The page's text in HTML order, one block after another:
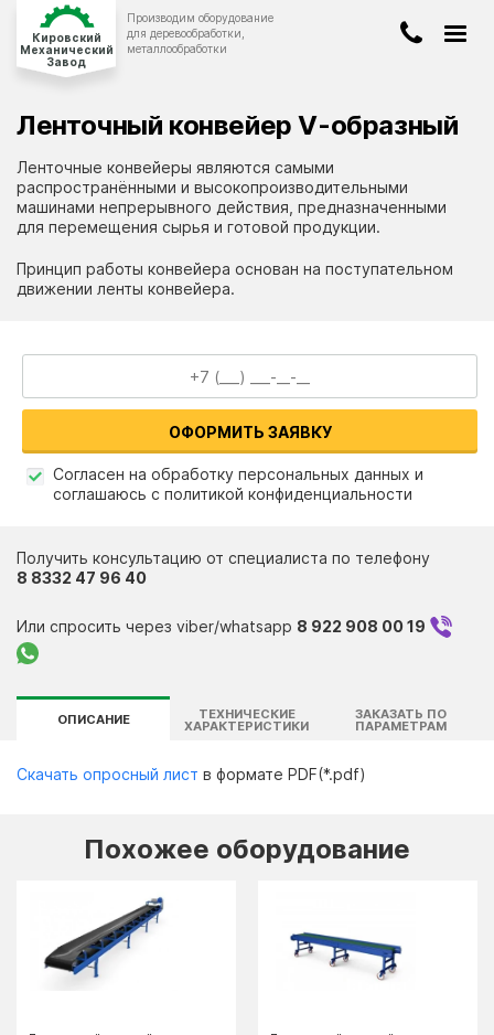
Кировский
Механический
Завод
Производим оборудование
для деревообработки,
металлообработки
ОБОРУДОВАНИЕ
ЛЕНТОЧНОПИЛЬНЫЕ СТАНКИ
БЕТОНОСМЕСИТЕЛИ
О компании
Вопрос-ответ
Киров
8-8332-47-96-40
info@stanwood.ru
ЗАКАЗАТЬ ЗВОНОК
Ленточные конвейеры являются самыми
распространёнными и высокопроизводительными
машинами непрерывного действия, предназначенными
для перемещения сырья и готовой продукции.
Принцип работы конвейера основан на поступательном
движении ленты конвейера.
ОФОРМИТЬ ЗАЯВКУ
Согласен на обработку персональных данных и
соглашаюсь с политикой конфиденциальности
Получить консультацию от специалиста по телефону
8 8332 47 96 40
Или спросить через viber/whatsapp 8 922 908 00 19
Ленточный конвейер V-образный
ОПИСАНИЕ ТЕХНИЧЕСКИЕ
ХАРАКТЕРИСТИКИ
ЗАКАЗАТЬ ПО
ПАРАМЕТРАМ
Скачать опросный лист в формате PDF(*.pdf)
Похожее оборудование